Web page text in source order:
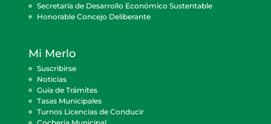
Secretaría de Desarrollo Económico Sustentable
Honorable Concejo Deliberante
Mi Merlo
Suscribirse
Noticias
Guía de Trámites
Tasas Municipales
Turnos Licencias de Conducir